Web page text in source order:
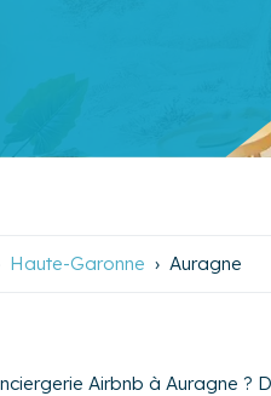
Haute-Garonne Auragne
Airbnb à Auragne